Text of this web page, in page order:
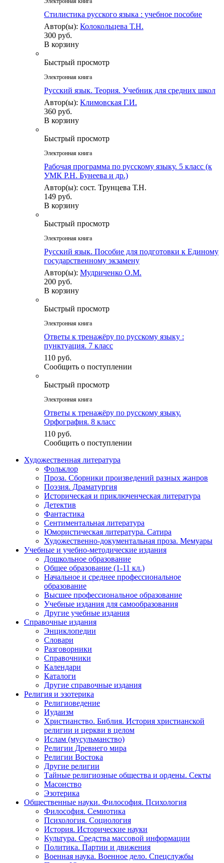
Стилистика русского языка : учебное пособие
Автор(ы): Колокольцева Т.Н.
300 руб.
В корзину
Быстрый просмотр
Электронная книга
Русский язык. Теория. Учебник для средних школ
Автор(ы): Климовская Г.И.
360 руб.
В корзину
Быстрый просмотр
Электронная книга
Рабочая программа по русскому языку. 5 класс (к
УМК Р.Н. Бунеева и др.)
Автор(ы): сост. Трунцева Т.Н.
149 руб.
В корзину
Быстрый просмотр
Электронная книга
Русский язык. Пособие для подготовки к Единому
государственному экзамену
Автор(ы): Мудриченко О.М.
200 руб.
В корзину
Быстрый просмотр
Электронная книга
Ответы к тренажёру по русскому языку :
пунктуация. 7 класс
110 руб.
Сообщить о поступлении
Быстрый просмотр
Электронная книга
Ответы к тренажёру по русскому языку.
Орфография. 8 класс
110 руб.
Сообщить о поступлении
Художественная литература
Фольклор
Проза. Сборники произведений разных жанров
Поэзия. Драматургия
Историческая и приключенческая литература
Детектив
Фантастика
Сентиментальная литература
Юмористическая литература. Сатира
Художественно-документальная проза. Мемуары
Учебные и учебно-методические издания
Дошкольное образование
Общее образование (1-11 кл.)
Начальное и среднее профессиональное
образование
Высшее профессиональное образование
Учебные издания для самообразования
Другие учебные издания
Справочные издания
Энциклопедии
Словари
Разговорники
Справочники
Календари
Каталоги
Другие справочные издания
Религия и эзотерика
Религиоведение
Иудаизм
Христианство. Библия. История христианской
религии и церкви в целом
Ислам (мусульманство)
Религии Древнего мира
Религии Востока
Другие религии
Тайные религиозные общества и ордены. Секты
Масонство
Эзотерика
Общественные науки. Философия. Психология
Философия. Семиотика
Психология. Социология
История. Исторические науки
Культура. Средства массовой информации
Политика. Партии и движения
Военная наука. Военное дело. Спецслужбы